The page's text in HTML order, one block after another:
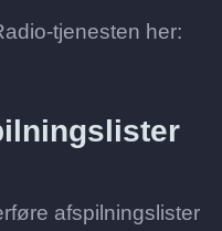
tjenesten her:
afspilningslister